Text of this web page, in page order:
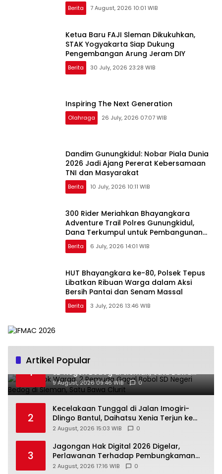
Berita 7 August, 2026 10:01 WIB
Ketua Baru FAJI Sleman Dikukuhkan,
STAK Yogyakarta Siap Dukung
Pengembangan Arung Jeram DIY
Berita 30 July, 2026 23:28 WIB
Inspiring The Next Generation
Olahraga 26 July, 2026 07:07 WIB
Dandim Gunungkidul: Nobar Piala Dunia
2026 Jadi Ajang Pererat Kebersamaan
TNI dan Masyarakat
Berita 10 July, 2026 10:11 WIB
300 Rider Meriahkan Bhayangkara
Adventure Trail Polres Gunungkidul,
Dana Terkumpul untuk Pembangunan
Masjid
Berita 6 July, 2026 14:01 WIB
HUT Bhayangkara ke-80, Polsek Tepus
Libatkan Ribuan Warga dalam Aksi
Bersih Pantai dan Senam Massal
Berita 3 July, 2026 13:46 WIB
Artikel Popular
1
Terpergok Warga, 2 Pemuda Gagal Bobol
SD Negeri Bedog di Sleman, Satu Bawa
Clurit
9 August, 2026 09:46 WIB 0
2
Kecelakaan Tunggal di Jalan Imogiri-
Dlingo Bantul, Daihatsu Xenia Terjun ke
Jurang
2 August, 2026 15:03 WIB 0
3
Jagongan Hak Digital 2026 Digelar,
Perlawanan Terhadap Pembungkaman
Media Digital
2 August, 2026 17:16 WIB 0